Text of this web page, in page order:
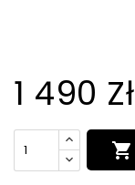
1 490 Zł
